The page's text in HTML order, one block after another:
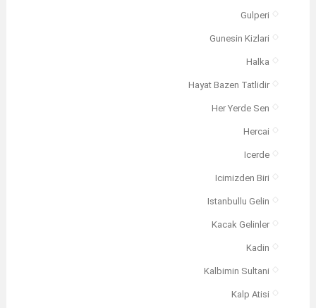
Gulperi
Gunesin Kizlari
Halka
Hayat Bazen Tatlidir
Her Yerde Sen
Hercai
Icerde
Icimizden Biri
Istanbullu Gelin
Kacak Gelinler
Kadin
Kalbimin Sultani
Kalp Atisi